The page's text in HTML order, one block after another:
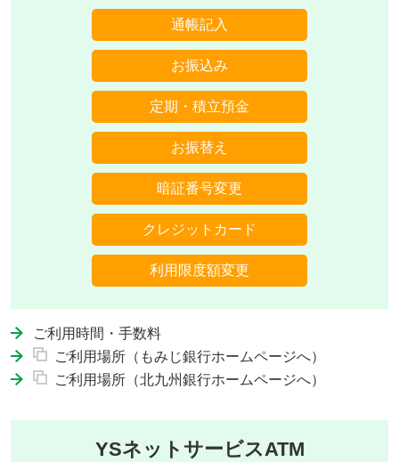
通帳記入
お振込み
定期・積立預金
お振替え
暗証番号変更
クレジットカード
利用限度額変更
ご利用時間・手数料
ご利用場所（もみじ銀行ホームページへ）
ご利用場所（北九州銀行ホームページへ）
YSネットサービスATM